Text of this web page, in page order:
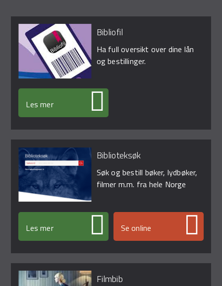
Bibliofil
Ha full oversikt over dine lån
og bestillinger.
Les mer
Biblioteksøk
Søk og bestill bøker, lydbøker,
filmer m.m. fra hele Norge
Les mer Se online
Filmbib